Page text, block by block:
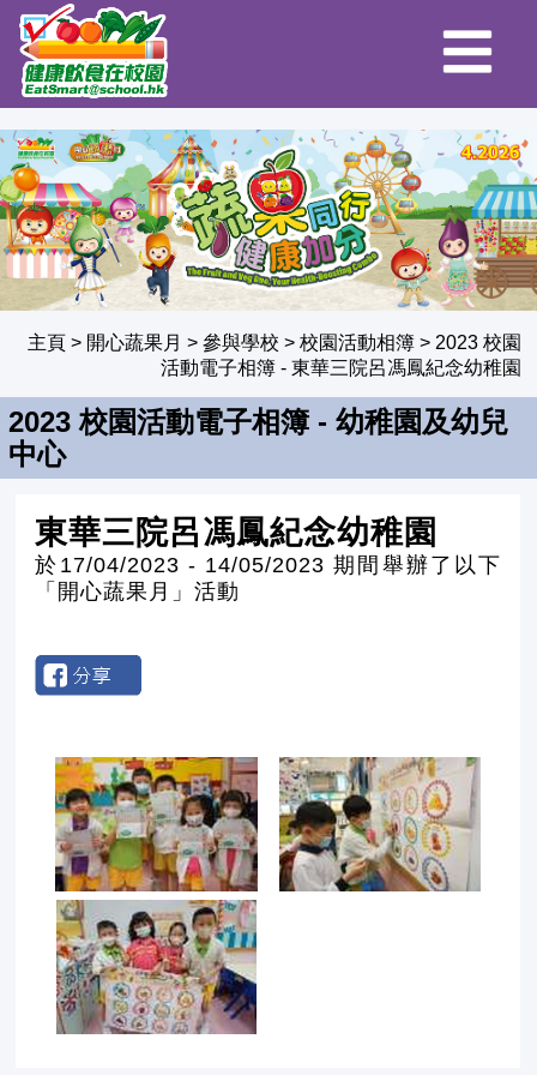
主頁> 開心蔬果月 > 參與學校 > 校園活動相簿 > 2023 校園
活動電子相簿- 東華三院呂馮鳳紀念幼稚園
2023 校園活動電子相簿 - 幼稚園及幼兒
中心
東華三院呂馮鳳紀念幼稚園
於17/04/2023 - 14/05/2023 期間舉辦了以下
「開心蔬果月」活動